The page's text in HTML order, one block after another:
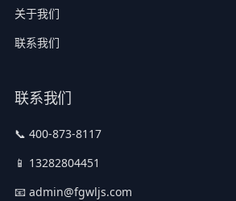
关于我们
联系我们
联系我们
📞 400-873-8117
📱 13282804451
📧 admin@fgwljs.com